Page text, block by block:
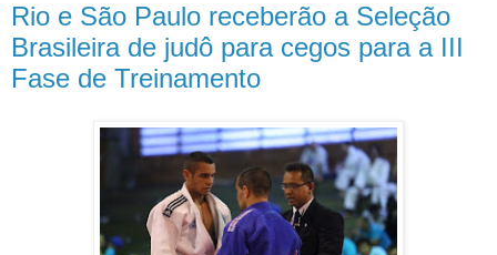
Rio e São Paulo receberão a Seleção
Brasileira de judô para cegos para a III
Fase de Treinamento